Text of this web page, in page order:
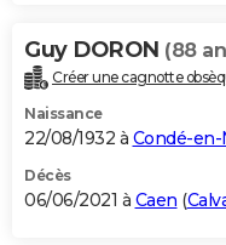
Guy DORON (88
Créer une cagnotte
Naissance
22/08/1932 à Condé-
Décès
06/06/2021 à Caen (